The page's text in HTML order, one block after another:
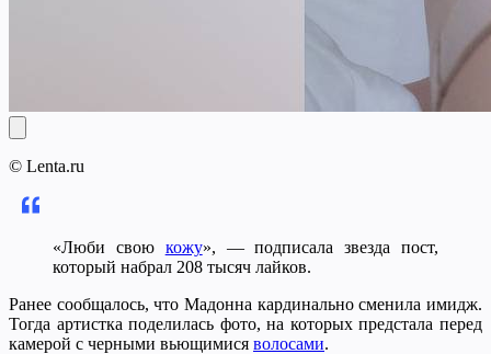
© Lenta.ru
«Люби свою кожу», — подписала звезда пост,
который набрал 208 тысяч лайков.
Ранее сообщалось, что Мадонна кардинально сменила имидж.
Тогда артистка поделилась фото, на которых предстала перед
камерой с черными вьющимися волосами.